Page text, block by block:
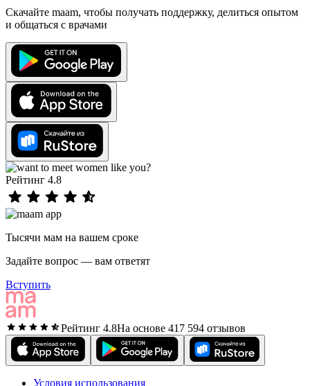
Скачайте maam, чтобы получать поддержку, делиться опытом
и общаться с врачами
Рейтинг 4.8
Тысячи мам на вашем сроке
Задайте вопрос — вам ответят
Вступить
Рейтинг 4.8На основе 417 594 отзывов
Условия использования